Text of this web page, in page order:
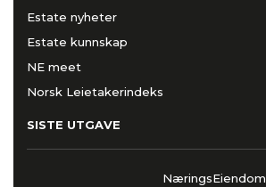
Estate nyheter
Estate kunnskap
NE meet
Norsk Leietakerindeks
SISTE UTGAVE
NæringsEiendom